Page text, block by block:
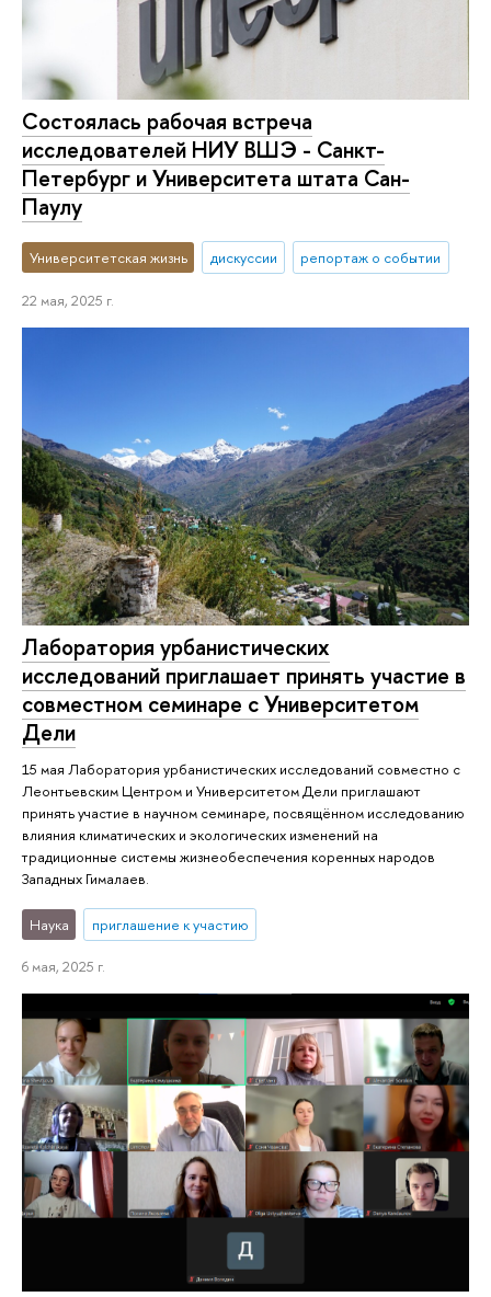
Состоялась рабочая встреча
исследователей НИУ ВШЭ - Санкт-
Петербург и Университета штата Сан-
Паулу
Университетская жизнь дискуссии репортаж о событии
22 мая, 2025 г.
Лаборатория урбанистических
исследований приглашает принять участие в
совместном семинаре с Университетом
Дели
15 мая Лаборатория урбанистических исследований совместно с
Леонтьевским Центром и Университетом Дели приглашают
принять участие в научном семинаре, посвящённом исследованию
влияния климатических и экологических изменений на
традиционные системы жизнеобеспечения коренных народов
Западных Гималаев.
Наука приглашение к участию
6 мая, 2025 г.